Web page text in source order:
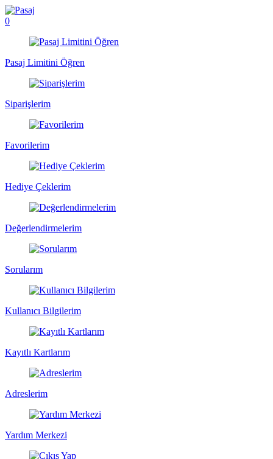
0
Pasaj Limitini Öğren
Siparişlerim
Favorilerim
Hediye Çeklerim
Değerlendirmelerim
Sorularım
Kullanıcı Bilgilerim
Kayıtlı Kartlarım
Adreslerim
Yardım Merkezi